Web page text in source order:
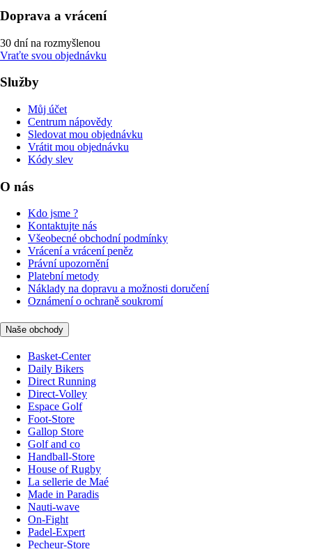
Doprava a vrácení
30 dní na rozmyšlenou
Vraťte svou objednávku
Služby
Můj účet
Centrum nápovědy
Sledovat mou objednávku
Vrátit mou objednávku
Kódy slev
O nás
Kdo jsme ?
Kontaktujte nás
Všeobecné obchodní podmínky
Vrácení a vrácení peněz
Právní upozornění
Platební metody
Náklady na dopravu a možnosti doručení
Oznámení o ochraně soukromí
Naše obchody
Basket-Center
Daily Bikers
Direct Running
Direct-Volley
Espace Golf
Foot-Store
Gallop Store
Golf and co
Handball-Store
House of Rugby
La sellerie de Maé
Made in Paradis
Nauti-wave
On-Fight
Padel-Expert
Pecheur-Store